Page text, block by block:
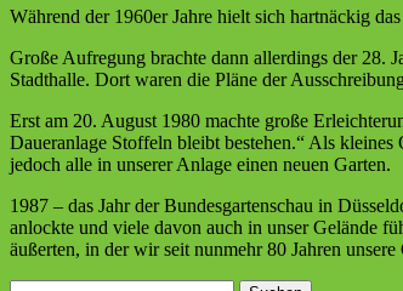
Während der 1960er Jahre hielt sich hartnäckig
Große Aufregung brachte dann allerdings der 28.
Stadthalle. Dort waren die Pläne der
Erst am 20. August 1980 machte große
Daueranlage Stoffeln bleibt bestehen.“ Als
jedoch alle in unserer Anlage einen neuen Garten.
1987 – das Jahr der Bundesgartenschau in
anlockte und viele davon auch in unser Gelände
äußerten, in der wir seit nunmehr 80 Jahren